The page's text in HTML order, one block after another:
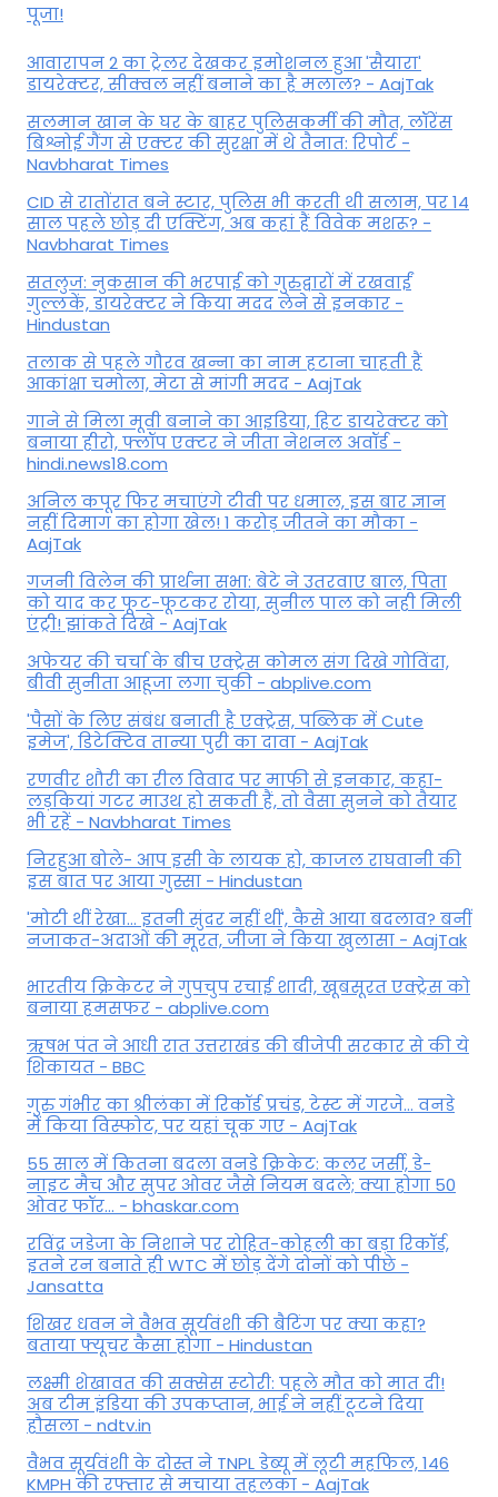
पूजा!
आवारापन 2 का ट्रेलर देखकर इमोशनल हुआ 'सैयारा'
डायरेक्टर, सीक्वल नहीं बनाने का है मलाल? - AajTak
सलमान खान के घर के बाहर पुलिसकर्मी की मौत, लॉरेंस
बिश्नोई गैंग से एक्टर की सुरक्षा में थे तैनात: रिपोर्ट -
Navbharat Times
CID से रातोंरात बने स्टार, पुलिस भी करती थी सलाम, पर 14
साल पहले छोड़ दी एक्टिंग, अब कहां हैं विवेक मशरू? -
Navbharat Times
सतलुज: नुकसान की भरपाई को गुरुद्वारों में रखवाईं
गुल्लकें, डायरेक्टर ने किया मदद लेने से इनकार -
Hindustan
तलाक से पहले गौरव खन्ना का नाम हटाना चाहती हैं
आकांक्षा चमोला, मेटा से मांगी मदद - AajTak
गाने से मिला मूवी बनाने का आइडिया, हिट डायरेक्टर को
बनाया हीरो, फ्लॉप एक्टर ने जीता नेशनल अवॉर्ड -
hindi.news18.com
अनिल कपूर फिर मचाएंगे टीवी पर धमाल, इस बार ज्ञान
नहीं दिमाग का होगा खेल! 1 करोड़ जीतने का मौका -
AajTak
गजनी विलेन की प्रार्थना सभा: बेटे ने उतरवाए बाल, पिता
को याद कर फूट-फूटकर रोया, सुनील पाल को नही मिली
एंट्री! झांकते दिखे - AajTak
अफेयर की चर्चा के बीच एक्ट्रेस कोमल संग दिखे गोविंदा,
बीवी सुनीता आहूजा लगा चुकी - abplive.com
'पैसों के लिए संबंध बनाती है एक्ट्रेस, पब्लिक में Cute
इमेज', डिटेक्टिव तान्या पुरी का दावा - AajTak
रणवीर शौरी का रील विवाद पर माफी से इनकार, कहा-
लड़कियां गटर माउथ हो सकती हैं, तो वैसा सुनने को तैयार
भी रहें - Navbharat Times
निरहुआ बोले- आप इसी के लायक हो, काजल राघवानी की
इस बात पर आया गुस्सा - Hindustan
'मोटी थीं रेखा... इतनी सुंदर नहीं थीं', कैसे आया बदलाव? बनीं
नजाकत-अदाओं की मूरत, जीजा ने किया खुलासा - AajTak
भारतीय क्रिकेटर ने गुपचुप रचाई शादी, खूबसूरत एक्ट्रेस को
बनाया हमसफर - abplive.com
ऋषभ पंत ने आधी रात उत्तराखंड की बीजेपी सरकार से की ये
शिकायत - BBC
गुरु गंभीर का श्रीलंका में र‍िकॉर्ड प्रचंड, टेस्ट में गरजे... वनडे
में किया व‍िस्फोट, पर यहां चूक गए - AajTak
55 साल में कितना बदला वनडे क्रिकेट: कलर जर्सी, डे-
नाइट मैच और सुपर ओवर जैसे नियम बदले; क्या होगा 50
ओवर फॉर... - bhaskar.com
रविंद्र जडेजा के निशाने पर रोहित-कोहली का बड़ा रिकॉर्ड,
इतने रन बनाते ही WTC में छोड़ देंगे दोनों को पीछे -
Jansatta
शिखर धवन ने वैभव सूर्यवंशी की बैटिंग पर क्या कहा?
बताया फ्यूचर कैसा होगा - Hindustan
लक्ष्मी शेखावत की सक्‍सेस स्‍टोरी: पहले मौत को मात दी!
अब टीम इंडिया की उपकप्तान, भाई ने नहीं टूटने दिया
हौसला - ndtv.in
वैभव सूर्यवंशी के दोस्त ने TNPL डेब्यू में लूटी महफिल, 146
KMPH की रफ्तार से मचाया तहलका - AajTak